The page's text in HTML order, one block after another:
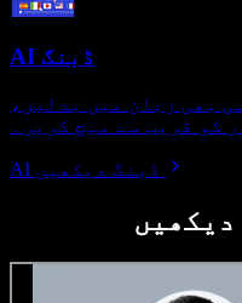
AI ڈبنگ
بھی زبان میں بدلیں،
کو قریب سے میچ کریں۔
AI ڈبنگ دیکھیں